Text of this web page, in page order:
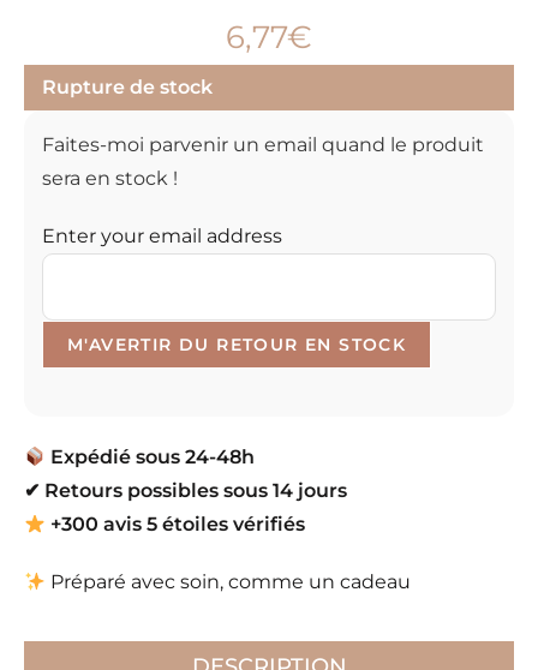
6,77€
Rupture de stock
Faites-moi parvenir un email quand le produit
sera en stock !
Enter your email address
Expédié sous 24-48h
✔ Retours possibles sous 14 jours
+300 avis 5 étoiles vérifiés
Préparé avec soin, comme un cadeau